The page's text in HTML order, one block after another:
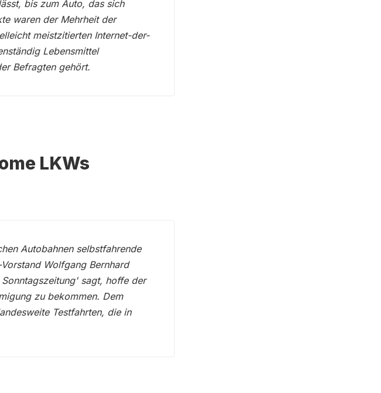
bis zum Auto, das sich
waren der Mehrheit der
meistzitierten Internet-der-
Lebensmittel
Befragten gehört.
LKWs
Autobahnen selbstfahrende
Wolfgang Bernhard
sagt, hoffe der
zu bekommen. Dem
Testfahrten, die in